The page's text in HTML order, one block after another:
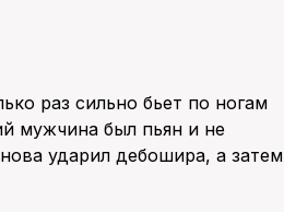
раз сильно бьет по ногам
мужчина был пьян и не
ударил дебошира, а затем